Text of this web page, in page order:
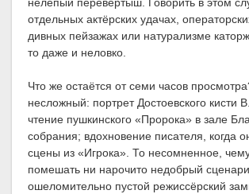
нелепый перевёртыш. Говорить в этом
отдельных актёрских удачах,
дивных пейзажах или натурализме
то даже и неловко.
Что же остаётся от семи часов
несложный: портрет Достоевского кисти
чтение пушкинского «Пророка» в зале
собрания; вдохновение писателя, когда
сцены из «Игрока». То несомненное,
помешать ни нарочито недобрый
ошеломительно пустой режиссёрский